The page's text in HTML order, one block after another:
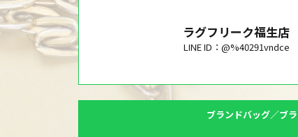
ラグフリーク福生店
LINE ID：@%40291vndce
ブランドバッグ／ブ